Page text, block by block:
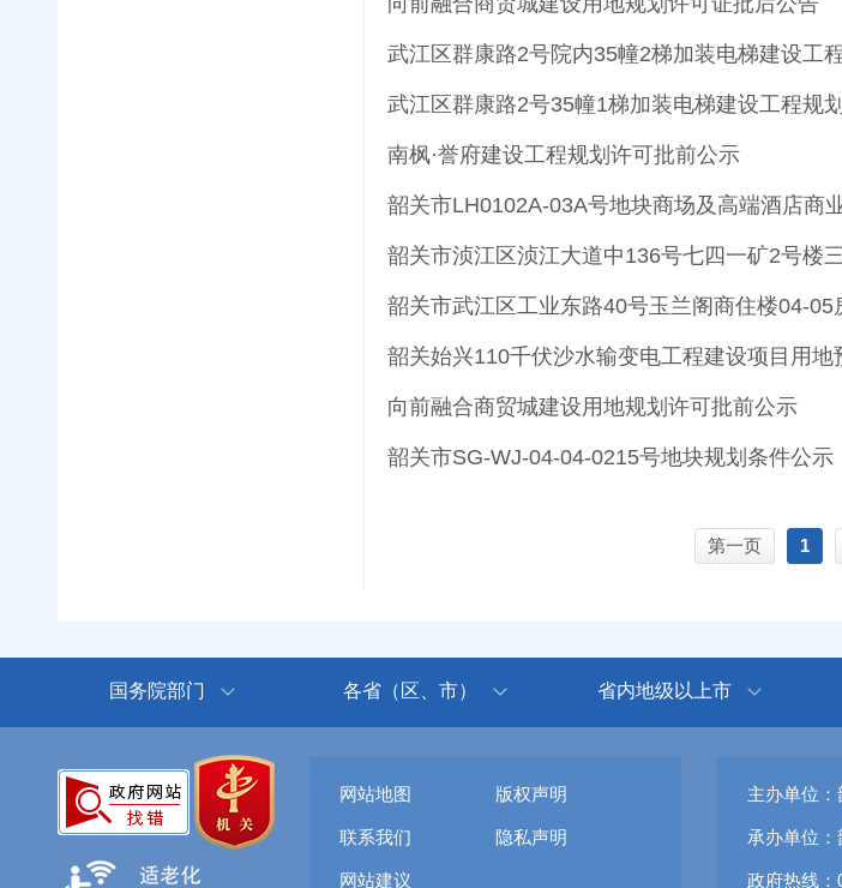
武江区群康路2号院内35幢2梯加装电梯建设工
武江区群康路2号35幢1梯加装电梯建设工程规
南枫·誉府建设工程规划许可批前公示
韶关市LH0102A-03A号地块商场及高端酒店商
韶关市浈江区浈江大道中136号七四一矿2号楼
韶关市武江区工业东路40号玉兰阁商住楼04-
韶关始兴110千伏沙水输变电工程建设项目用
向前融合商贸城建设用地规划许可批前公示
韶关市SG-WJ-04-04-0215号地块规划条件公示
第一页 1
国务院部门 各省（区、市） 省内地级以上市
网站地图 版权声明
联系我们 隐私声明
网站建议
主办单位
承办单位
政府热线